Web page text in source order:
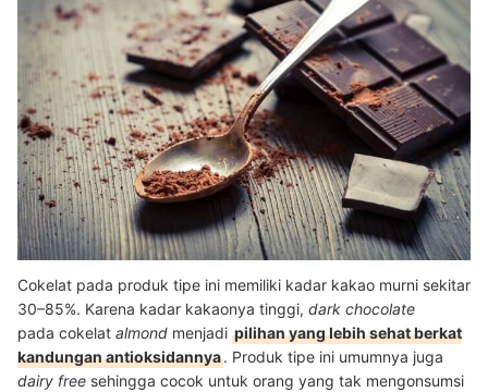
Cokelat pada produk tipe ini memiliki kadar kakao murni sekitar
30–85%. Karena kadar kakaonya tinggi, dark chocolate
pada cokelat almond menjadi pilihan yang lebih sehat berkat
kandungan antioksidannya. Produk tipe ini umumnya juga
dairy free sehingga cocok untuk orang yang tak mengonsumsi